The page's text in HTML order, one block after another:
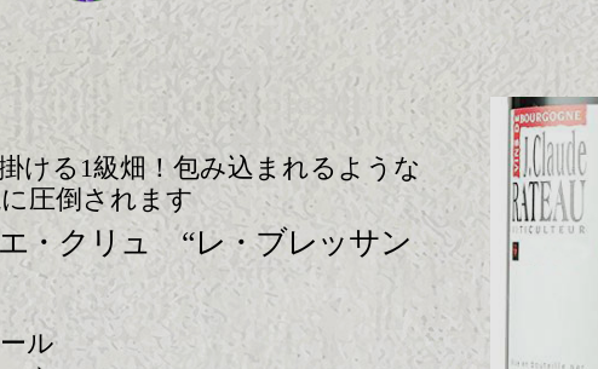
ける1級畑！包み込まれるような
圧倒されます
・クリュ “レ・ブレッサン
ル